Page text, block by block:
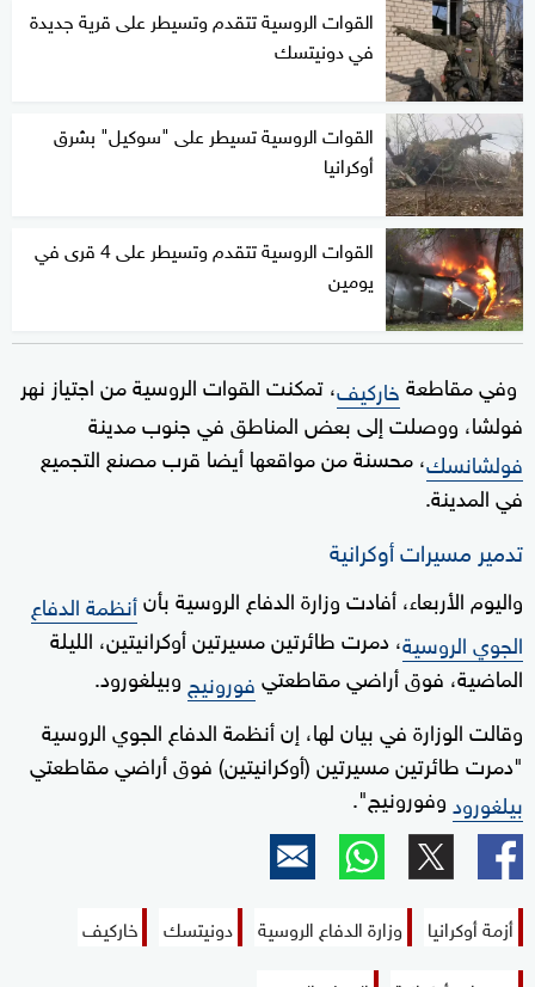
القوات الروسية تتقدم وتسيطر على قرية جديدة
في دونيتسك
القوات الروسية تسيطر على "سوكيل" بشرق
أوكرانيا
القوات الروسية تتقدم وتسيطر على 4 قرى في
يومين
وفي مقاطعةخاركيف، تمكنت القوات الروسية من اجتياز نهر
فولشا، ووصلت إلى بعض المناطق في جنوب مدينة
فولشانسك، محسنة من مواقعها أيضا قرب مصنع التجميع
في المدينة.
تدمير مسيرات أوكرانية
واليوم الأربعاء، أفادت وزارة الدفاع الروسية بأنأنظمة الدفاع
الجوي الروسية، دمرت طائرتين مسيرتين أوكرانيتين، الليلة
الماضية، فوق أراضي مقاطعتيفورونيج وبيلغورود.
وقالت الوزارة في بيان لها، إن أنظمة الدفاع الجوي الروسية
"دمرت طائرتين مسيرتين (أوكرانيتين) فوق أراضي مقاطعتي
بيلغورودوفورونيج".
أزمة أوكرانيا وزارة الدفاع الروسية دونيتسك
خاركيف